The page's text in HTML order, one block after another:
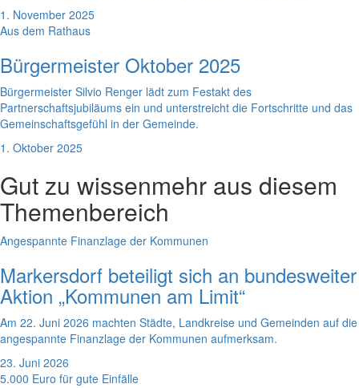
1. November 2025
Aus dem Rathaus
Bürgermeister Oktober 2025
Bürgermeister Silvio Renger lädt zum Festakt des
Partnerschaftsjubiläums ein und unterstreicht die Fortschritte und das
Gemeinschaftsgefühl in der Gemeinde.
1. Oktober 2025
Gut zu wissenmehr aus diesem
Themenbereich
Angespannte Finanzlage der Kommunen
Markersdorf beteiligt sich an bundesweiter
Aktion „Kommunen am Limit“
Am 22. Juni 2026 machten Städte, Landkreise und Gemeinden auf die
angespannte Finanzlage der Kommunen aufmerksam.
23. Juni 2026
5.000 Euro für gute Einfälle